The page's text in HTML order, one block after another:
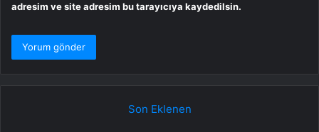
adresim ve site adresim bu tarayıcıya kaydedilsin.
Son Eklenen